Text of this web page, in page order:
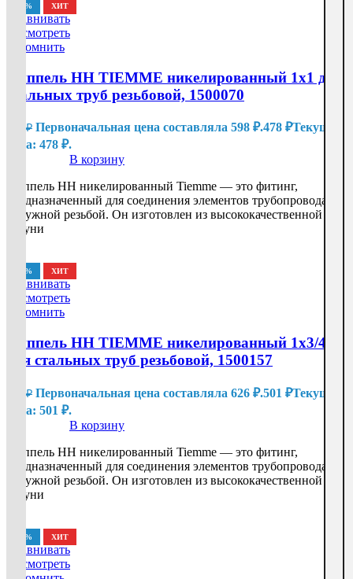
-20% ХИТ
Сравнивать
Посмотреть
Запомнить
Ниппель HH TIEMME никелированный 1х1 для
стальных труб резьбовой, 1500070
₽ Первоначальная цена составляла 598 ₽.478 ₽Текущая
цена: 478 ₽.
В корзину
Ниппель HH никелированный Tiemme — это фитинг,
предназначенный для соединения элементов трубопровода с
наружной резьбой. Он изготовлен из высококачественной
латуни
-20% ХИТ
Сравнивать
Посмотреть
Запомнить
Ниппель HH TIEMME никелированный 1х3/4
для стальных труб резьбовой, 1500157
₽ Первоначальная цена составляла 626 ₽.501 ₽Текущая
цена: 501 ₽.
В корзину
Ниппель HH никелированный Tiemme — это фитинг,
предназначенный для соединения элементов трубопровода с
наружной резьбой. Он изготовлен из высококачественной
латуни
-20% ХИТ
Сравнивать
Посмотреть